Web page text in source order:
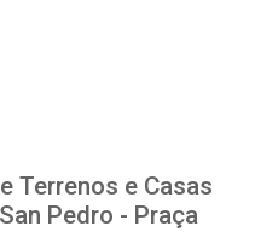
Terrenos e Casas
Pedro - Praça